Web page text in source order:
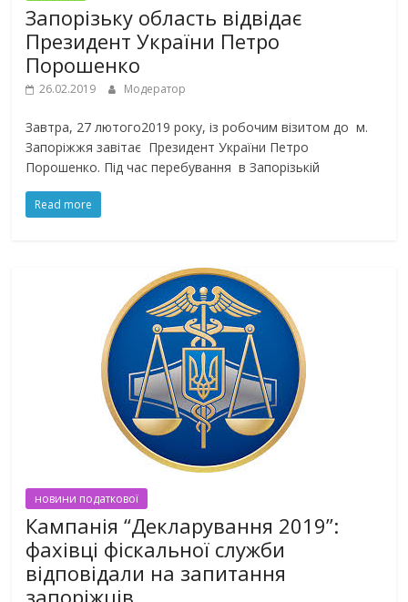
Запорізьку область відвідає
Президент України Петро
Порошенко
26.02.2019 Модератор
Завтра, 27 лютого2019 року, із робочим візитом до м.
Запоріжжя завітає Президент України Петро
Порошенко. Під час перебування в Запорізькій
Read more
новини податкової
Кампанія “Декларування 2019”:
фахівці фіскальної служби
відповідали на запитання